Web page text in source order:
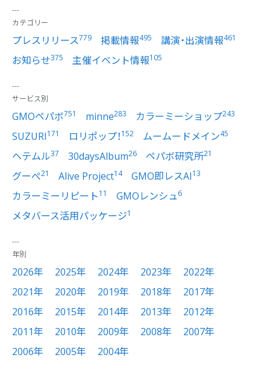
カテゴリー
プレスリリース779 掲載情報495 講演・出演情報461
お知らせ375 主催イベント情報105
サービス別
GMOペパボ751 minne283 カラーミーショップ243
SUZURI171 ロリポップ！152 ムームードメイン45
ヘテムル37 30daysAlbum26 ペパボ研究所21
グーぺ21 Alive Project14 GMO即レスAI13
カラーミーリピート11 GMOレンシュ6
メタバース活用パッケージ1
年別
2026年 2025年 2024年 2023年
2022年
2021年
2020年 2019年 2018年
2017年
2016年
2015年 2014年 2013年
2012年
2011年
2010年 2009年 2008年
2007年
2006年
2005年 2004年